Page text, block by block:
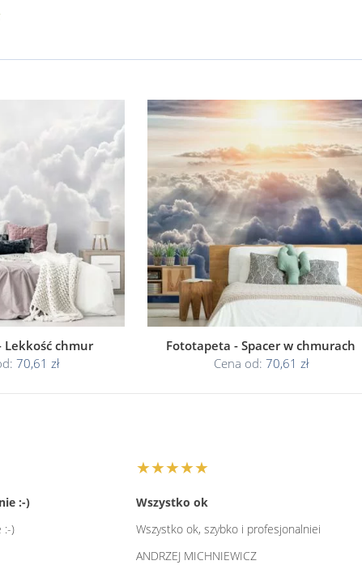
Lekkość chmur
70,61 zł
Fototapeta - Spacer w chmurach
Cena od: 70,61 zł
:-)
:-)
★★★★★
Wszystko ok
Wszystko ok, szybko i profesjonalniei
ANDRZEJ MICHNIEWICZ